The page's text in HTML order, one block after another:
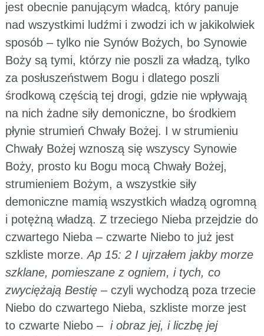
jest obecnie panującym władcą, który panuje
nad wszystkimi ludźmi i zwodzi ich w jakikolwiek
sposób – tylko nie Synów Bożych, bo Synowie
Boży są tymi, którzy nie poszli za władzą, tylko
za posłuszeństwem Bogu i dlatego poszli
środkową częścią tej drogi, gdzie nie wpływają
na nich żadne siły demoniczne, bo środkiem
płynie strumień Chwały Bożej. I w strumieniu
Chwały Bożej wznoszą się wszyscy Synowie
Boży, prosto ku Bogu mocą Chwały Bożej,
strumieniem Bożym, a wszystkie siły
demoniczne mamią wszystkich władzą ogromną
i potężną władzą. Z trzeciego Nieba przejdzie do
czwartego Nieba – czwarte Niebo to już jest
szkliste morze.Ap 15: 2 I ujrzałem jakby morze
szklane, pomieszane z ogniem, i tych, co
zwyciężają Bestię– czyli wychodzą poza trzecie
Niebo do czwartego Nieba, szkliste morze jest
to czwarte Niebo – i obraz jej, i liczbę jej